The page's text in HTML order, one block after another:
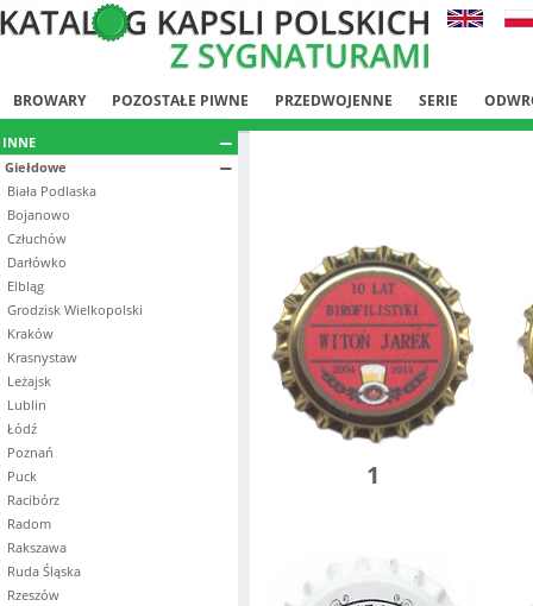
BROWARY POZOSTAŁE PIWNE PRZEDWOJENNE SERIE
INNE
Giełdowe
Biała Podlaska
Bojanowo
Człuchów
Darłówko
Elbląg
Grodzisk Wielkopolski
Kraków
Krasnystaw
Leżajsk
Lublin
Łódź
Poznań
Puck
Racibórz
Radom
Rakszawa
Ruda Śląska
Rzeszów
1